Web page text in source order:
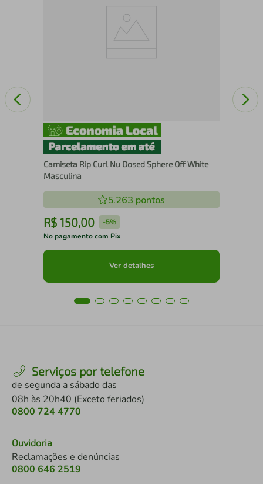
Camiseta Rip Curl Nu Dosed Sphere Off White
Masculina
5.263 pontos
R$ 150,00 -5%
No pagamento com Pix
Ver detalhes
Serviços por telefone
de segunda a sábado das
08h às 20h40 (Exceto feriados)
0800 724 4770
Ouvidoria
Reclamações e denúncias
0800 646 2519